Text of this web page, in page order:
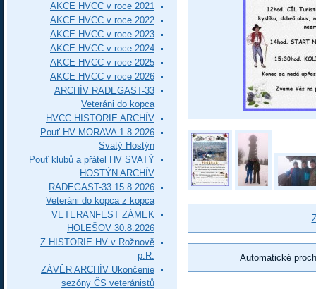
Automatické
AKCE HVCC v roce 2021
AKCE HVCC v roce 2022
AKCE HVCC v roce 2023
AKCE HVCC v roce 2024
AKCE HVCC v roce 2025
AKCE HVCC v roce 2026
ARCHÍV RADEGAST-33
Veteráni do kopca
HVCC HISTORIE ARCHÍV
Pouť HV MORAVA 1.8.2026
Svatý Hostýn
Pouť klubů a přátel HV SVATÝ
HOSTÝN ARCHÍV
RADEGAST-33 15.8.2026
Veteráni do kopca z kopca
VETERANFEST ZÁMEK
HOLEŠOV 30.8.2026
Z HISTORIE HV v Rožnově
p.R.
ZÁVĚR ARCHÍV Ukončenie
sezóny ČS veteránistů